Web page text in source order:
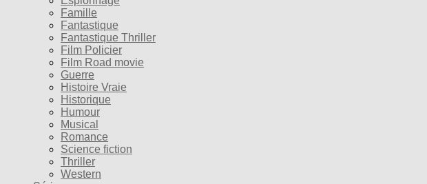
Famille
Fantastique
Fantastique Thriller
Film Policier
Film Road movie
Guerre
Histoire Vraie
Historique
Humour
Musical
Romance
Science fiction
Thriller
Western